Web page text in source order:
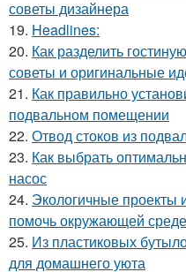
советы дизайнера
19. Headlines:
20. Как разделить
советы и оригинальные
21. Как правильно
подвальном помещении
22. Отвод стоков из
23. Как выбрать
насос
24. Экологичные проекты
помочь окружающей среде
25. Из пластиковых
для домашнего уюта